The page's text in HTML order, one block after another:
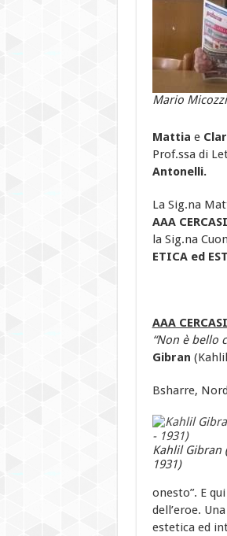
Mario
Mattia e
Prof.ssa di
Antonelli.
La Sig.na
AAA
la Sig.na
ETICA ed
AAA
“Non è bello
Gibran
Bsharre,
Kahlil Gibran
1931)
onesto”. E
dell’eroe.
estetica ed